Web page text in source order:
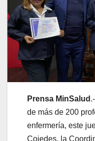
Prensa MinSalud
de más de 200
enfermería, este
Cojedes, la